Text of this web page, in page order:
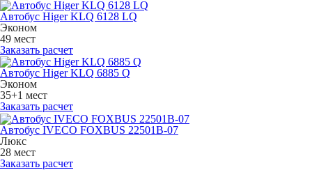
Автобус Higer KLQ 6128 LQ
Эконом
49 мест
Заказать расчет
Автобус Higer KLQ 6885 Q
Эконом
35+1 мест
Заказать расчет
Автобус IVECO FOXBUS 22501В-07
Люкс
28 мест
Заказать расчет